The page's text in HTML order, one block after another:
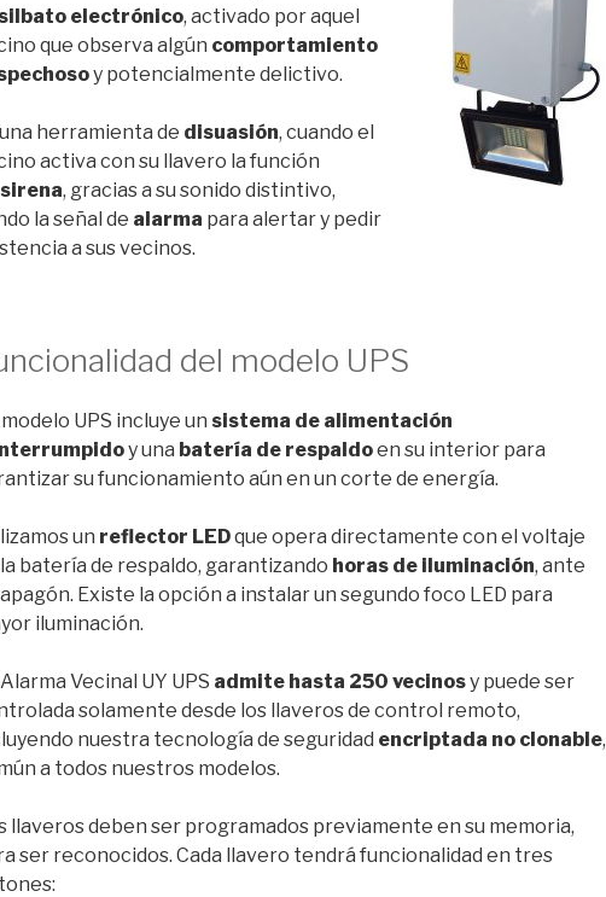
electrónico, activado por aquel
que observa algún comportamiento
y potencialmente delictivo.
herramienta de disuasión, cuando el
activa con su llavero la función
sirena, gracias a su sonido distintivo,
la señal de alarma para alertar y pedir
a sus vecinos.
del modelo UPS
UPS incluye un sistema de alimentación
y una batería de respaldoen su interior para
su funcionamiento aún en un corte de energía.
un reflector LEDque opera directamente con el voltaje
batería de respaldo, garantizando horas de iluminación, ante
Existe la opción a instalar un segundo foco LED para
iluminación.
Vecinal UY UPS admite hasta 250 vecinosy puede ser
solamente desde los llaveros de control remoto,
nuestra tecnología de seguridad encriptada no clonable,
a todos nuestros modelos.
llaveros deben ser programados previamente en su memoria,
ser reconocidos. Cada llavero tendrá funcionalidad en tres